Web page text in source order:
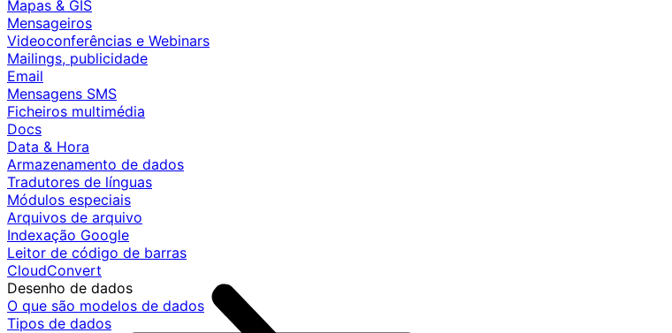
Mapas & GIS
Mensageiros
Videoconferências e Webinars
Mailings, publicidade
Email
Mensagens SMS
Ficheiros multimédia
Docs
Data & Hora
Armazenamento de dados
Tradutores de línguas
Módulos especiais
Arquivos de arquivo
Indexação Google
Leitor de código de barras
CloudConvert
Desenho de dados
O que são modelos de dados
Tipos de dados